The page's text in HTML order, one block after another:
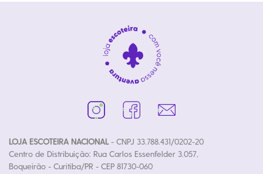
LOJA ESCOTEIRA NACIONAL- CNPJ 33.788.431/0202-20
Centro de Distribuição: Rua Carlos Essenfelder 3.057,
Boqueirão - Curitiba/PR - CEP 81730-060